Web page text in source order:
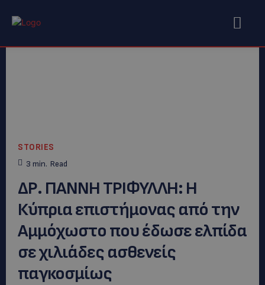
STORIES
3 min. Read
ΔΡ. ΠΑΝΝΗ ΤΡΙΦΥΛΛΗ: Η
Κύπρια επιστήμονας από την
Αμμόχωστο που έδωσε ελπίδα
σε χιλιάδες ασθενείς
παγκοσμίως